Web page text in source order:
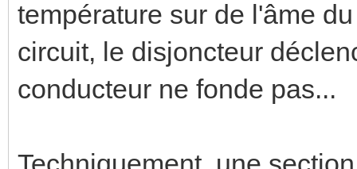
température sur de l'âme
circuit, le disjoncteur
conducteur ne fonde pas...